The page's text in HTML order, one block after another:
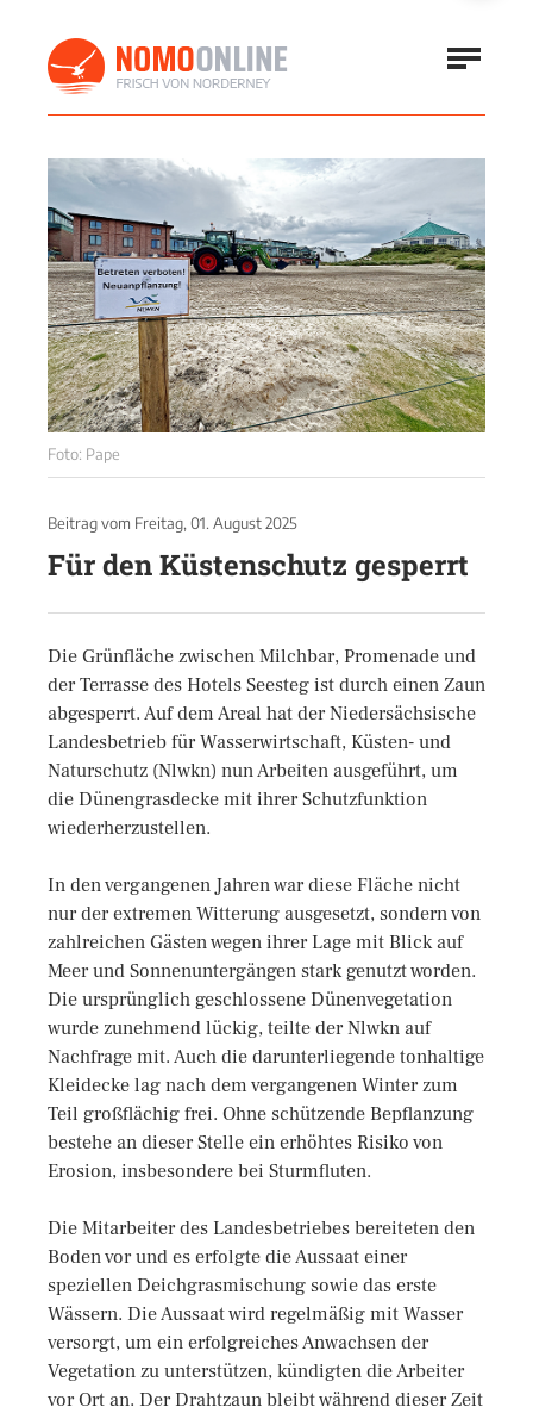
Foto: Pape
Beitrag vom Freitag, 01. August 2025
Für den Küstenschutz gesperrt
Die Grünfläche zwischen Milchbar, Promenade und
der Terrasse des Hotels Seesteg ist durch einen Zaun
abgesperrt. Auf dem Areal hat der Niedersächsische
Landesbetrieb für Wasserwirtschaft, Küsten- und
Naturschutz (Nlwkn) nun Arbeiten ausgeführt, um
die Dünengrasdecke mit ihrer Schutzfunktion
wiederherzustellen.
In den vergangenen Jahren war diese Fläche nicht
nur der extremen Witterung ausgesetzt, sondern von
zahlreichen Gästen wegen ihrer Lage mit Blick auf
Meer und Sonnenuntergängen stark genutzt worden.
Die ursprünglich geschlossene Dünenvegetation
wurde zunehmend lückig, teilte der Nlwkn auf
Nachfrage mit. Auch die darunterliegende tonhaltige
Kleidecke lag nach dem vergangenen Winter zum
Teil großflächig frei. Ohne schützende Bepflanzung
bestehe an dieser Stelle ein erhöhtes Risiko von
Erosion, insbesondere bei Sturmfluten.
Die Mitarbeiter des Landesbetriebes bereiteten den
Boden vor und es erfolgte die Aussaat einer
speziellen Deichgrasmischung sowie das erste
Wässern. Die Aussaat wird regelmäßig mit Wasser
versorgt, um ein erfolgreiches Anwachsen der
Vegetation zu unterstützen, kündigten die Arbeiter
vor Ort an. Der Drahtzaun bleibt während dieser Zeit